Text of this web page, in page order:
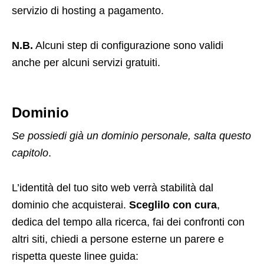
servizio di hosting a pagamento.
N.B. Alcuni step di configurazione sono validi
anche per alcuni servizi gratuiti.
Dominio
Se possiedi già un dominio personale, salta questo
capitolo.
L’identità del tuo sito web verrà stabilità dal
dominio che acquisterai. Sceglilo con cura,
dedica del tempo alla ricerca, fai dei confronti con
altri siti, chiedi a persone esterne un parere e
rispetta queste linee guida: